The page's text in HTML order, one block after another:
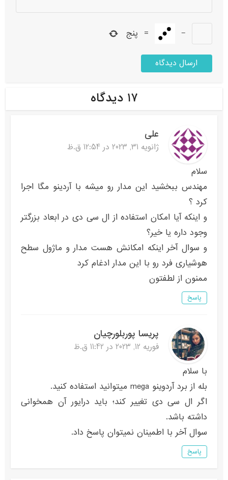
−
= پنج
۱۷ دیدگاه
علی
ژانویه 31, 2023 در 12:54 ق.ظ
سلام
مهندس ببخشید این مدار رو میشه با آردینو مگا اجرا
کرد ؟
و اینکه آیا امکان استفاده از ال سی دی در ابعاد بزرگتر
وجود داره یا خیر؟
و سوال آخر اینکه امکانش هست مدار و ماژول سطح
هوشیاری فرد رو با این مدار ادغام کرد
ممنون از لطفتون
پاسخ
پریسا پوربلورچیان
فوریه 12, 2023 در 11:42 ق.ظ
با سلام
بله از برد آردوینو mega میتوانید استفاده کنید.
اگر ال سی دی تغییر کند؛ باید درایور آن همخوانی
داشته باشد.
سوال آخر با اطمینان نمیتوان پاسخ داد.
پاسخ